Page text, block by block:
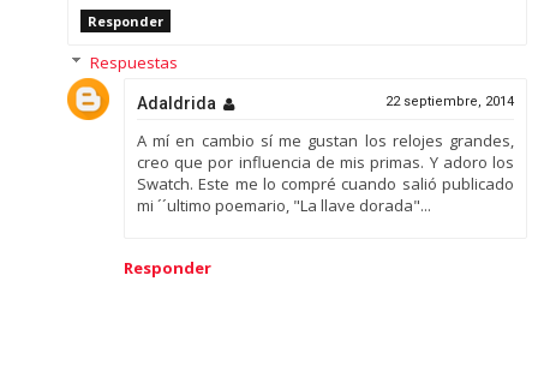
Responder
Respuestas
Adaldrida 22 septiembre, 2014
A mí en cambio sí me gustan los relojes grandes,
creo que por influencia de mis primas. Y adoro los
Swatch. Este me lo compré cuando salió publicado
mi ´´ultimo poemario, "La llave dorada"...
Responder